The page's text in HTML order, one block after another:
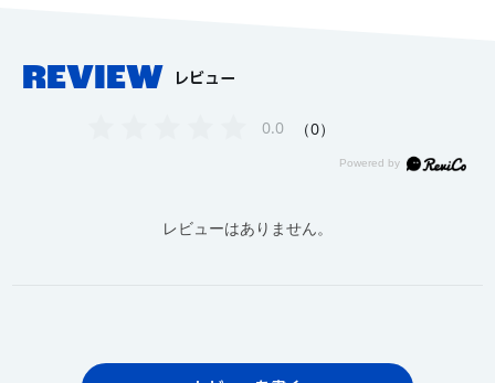
REVIEW レビュー
0.0 0
レビューはありません。